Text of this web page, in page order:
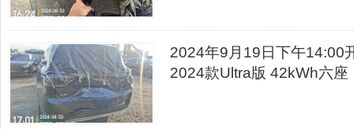
2024年9月19日下午14:00
2024款Ultra版 42kWh六座